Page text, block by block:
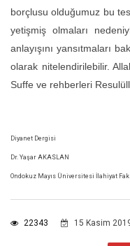
borçlusu olduğumuz bu
yetişmiş olmaları
anlayışını yansıtmaları
olarak nitelendirilebilir.
Suffe ve rehberleri
Diyanet Dergisi
Dr. Yaşar AKASLAN
Ondokuz Mayıs Üniversitesi İlahiyat
22343 15 Kasim